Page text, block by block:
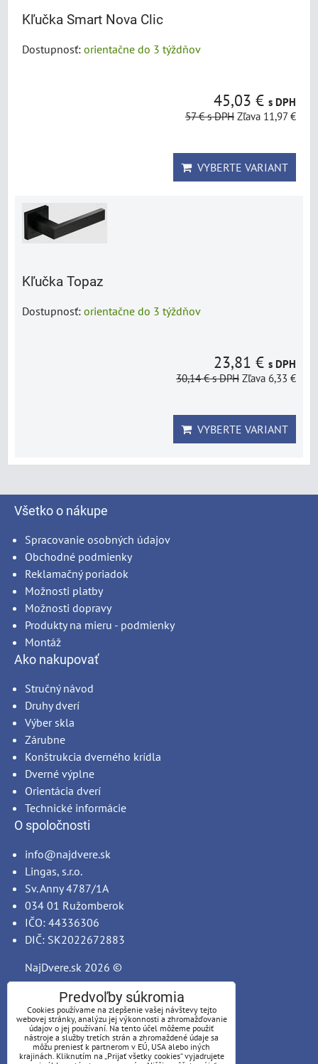
Kľučka Smart Nova Clic
Dostupnosť: orientačne do 3 týždňov
45,03 € s DPH
57 €s DPH Zľava 11,97 €
VYBERTE VARIANT
Kľučka Topaz
Dostupnosť: orientačne do 3 týždňov
23,81 € s DPH
30,14 €s DPH Zľava 6,33 €
VYBERTE VARIANT
Všetko o nákupe
Spracovanie osobných údajov
Obchodné podmienky
Reklamačný poriadok
Možnosti platby
Možnosti dopravy
Produkty na mieru - podmienky
Montáž
Ako nakupovať
Stručný návod
Druhy dverí
Výber skla
Zárubne
Konštrukcia dverného krídla
Dverné výplne
Orientácia dverí
Technické informácie
O spoločnosti
info@najdvere.sk
Lingas, s.r.o.
Sv. Anny 4787/1A
034 01 Ružomberok
IČO: 44336306
DIČ: SK2022672883
NajDvere.sk 2026 ©
Predvoľby súkromia
Cookies používame na zlepšenie vašej návštevy tejto
webovej stránky, analýzu jej výkonnosti a zhromažďovanie
údajov o jej používaní. Na tento účel môžeme použiť
nástroje a služby tretích strán a zhromaždené údaje sa
môžu preniesť k partnerom v EÚ, USA alebo iných
krajinách. Kliknutím na „Prijať všetky cookies“ vyjadrujete